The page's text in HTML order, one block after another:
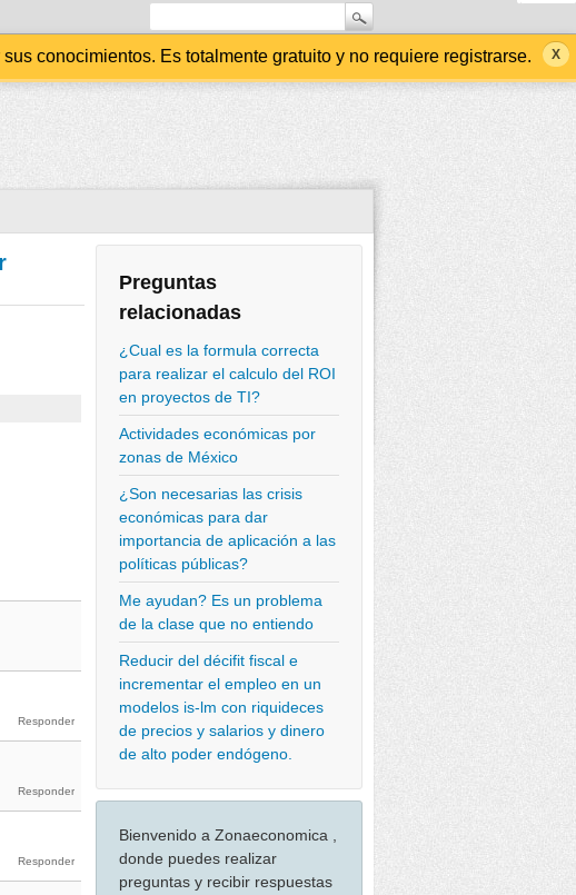
conocimientos. Es totalmente gratuito y no requiere registrarse.
Preguntas
relacionadas
¿Cual es la formula correcta
para realizar el calculo del ROI
en proyectos de TI?
Actividades económicas por
zonas de México
¿Son necesarias las crisis
económicas para dar
importancia de aplicación a las
políticas públicas?
Me ayudan? Es un problema
de la clase que no entiendo
Reducir del décifit fiscal e
incrementar el empleo en un
modelos is-lm con riquideces
de precios y salarios y dinero
de alto poder endógeno.
Bienvenido a Zonaeconomica ,
donde puedes realizar
preguntas y recibir respuestas